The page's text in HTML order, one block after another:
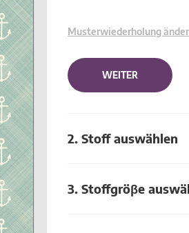
Musterwiederholung
WEITER
2. Stoff auswählen
3. Stoffgröβe